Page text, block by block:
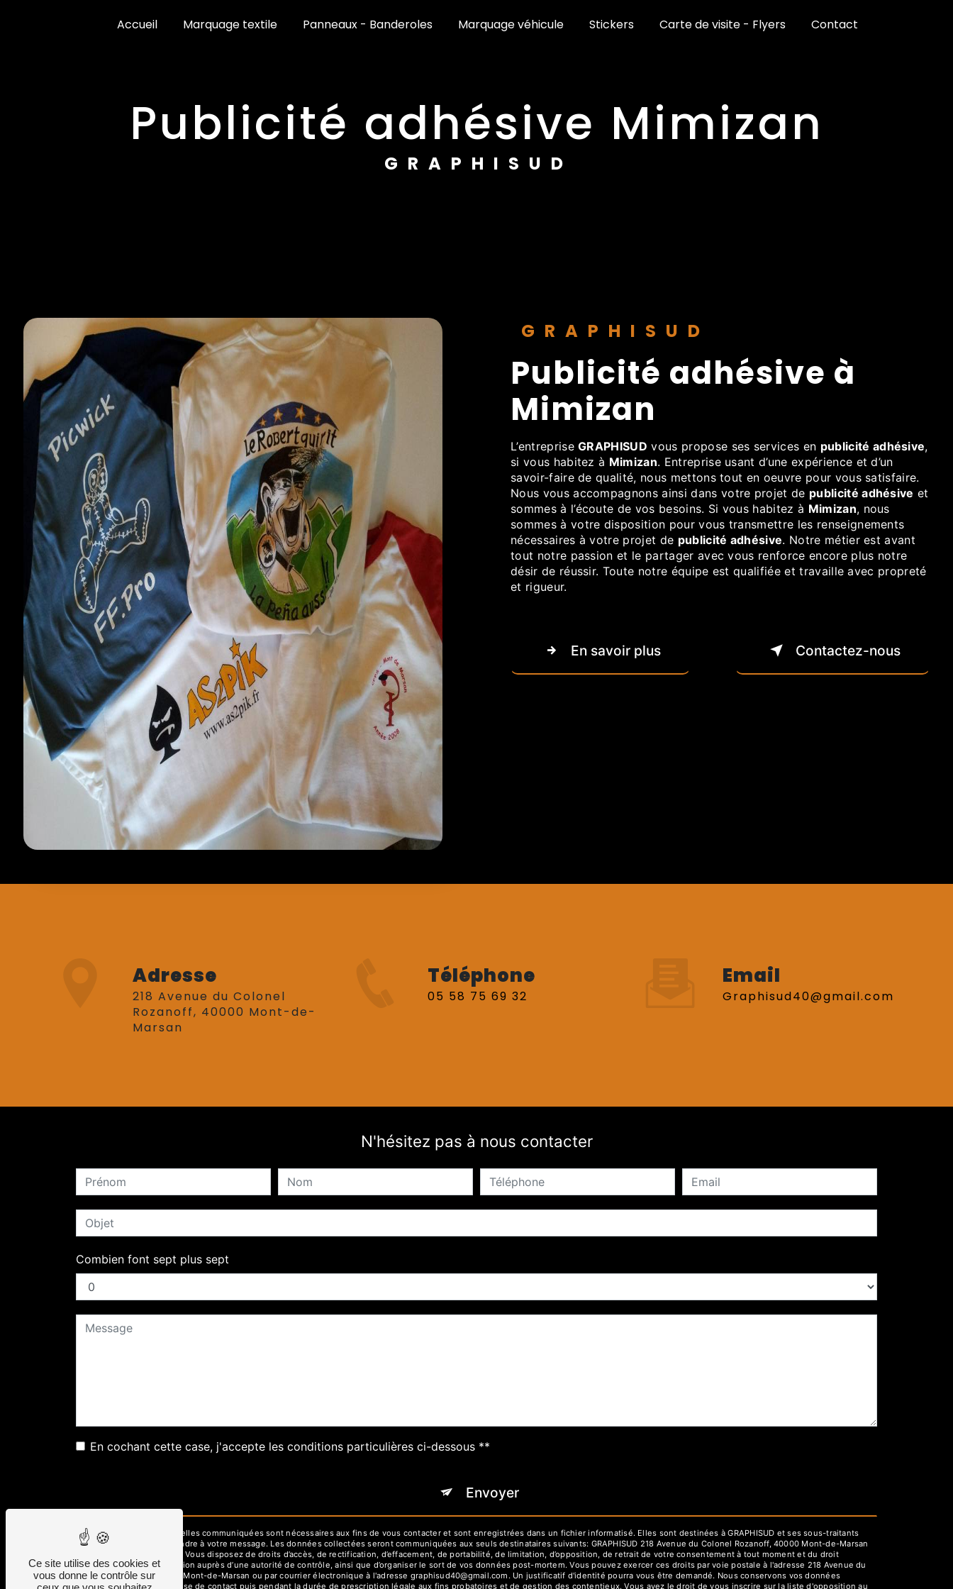
Accueil Marquage textile Panneaux - Banderoles Marquage véhicule Stickers Carte de visite - Flyers Contact
publicité adhésive Mimizan
GRAPHISUD
GRAPHISUD
publicité adhésive à
Mimizan
L’entrepriseGRAPHISUD vous propose ses services en publicité adhésive,
si vous habitez à Mimizan. Entreprise usant d’une expérience et d’un
savoir-faire de qualité, nous mettons tout en oeuvre pour vous satisfaire.
Nous vous accompagnons ainsi dans votre projet de publicité adhésive et
sommes à l’écoute de vos besoins. Si vous habitez à Mimizan, nous
sommes à votre disposition pour vous transmettre les renseignements
nécessaires à votre projet de publicité adhésive. Notre métier est avant
tout notre passion et le partager avec vous renforce encore plus notre
désir de réussir. Toute notre équipe est qualifiée et travaille avec propreté
et rigueur.
En savoir plus Contactez-nous
Adresse
218 Avenue du Colonel
Rozanoff, 40000 Mont-de-
Marsan
Téléphone
05 58 75 69 32
Email
graphisud40@gmail.com
N'hésitez pas à nous contacter
Combien font sept plus sept
En cochant cette case, j'accepte les conditions particulières ci-dessous **
Envoyer
** Les données personnelles communiquées sont nécessaires aux fins de vous contacter et sont enregistrées dans un fichier informatisé. Elles sont destinées à GRAPHISUD et ses sous-traitants
dans le seul but de répondre à votre message. Les données collectées seront communiquées aux seuls destinataires suivants: GRAPHISUD 218 Avenue du Colonel Rozanoff, 40000 Mont-de-Marsan
graphisud40@gmail.com. Vous disposez de droits d’accès, de rectification, d’effacement, de portabilité, de limitation, d’opposition, de retrait de votre consentement à tout moment et du droit
d’introduire une réclamation auprès d’une autorité de contrôle, ainsi que d’organiser le sort de vos données post-mortem. Vous pouvez exercer ces droits par voie postale à l'adresse 218 Avenue du
Colonel Rozanoff, 40000 Mont-de-Marsan ou par courrier électronique à l'adresse graphisud40@gmail.com. Un justificatif d'identité pourra vous être demandé. Nous conservons vos données
pendant la période de prise de contact puis pendant la durée de prescription légale aux fins probatoires et de gestion des contentieux. Vous avez le droit de vous inscrire sur la liste d'opposition au
Ce site utilise des cookies et
vous donne le contrôle sur